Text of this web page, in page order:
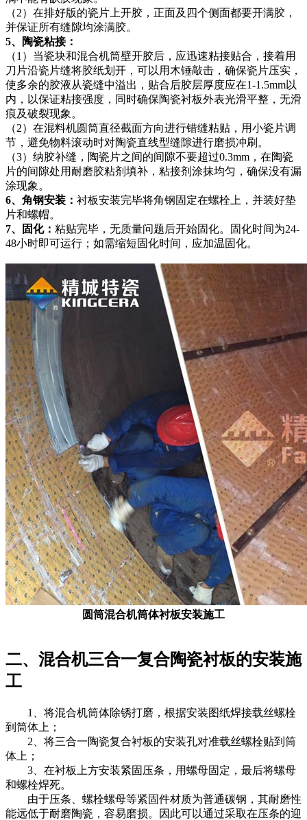
（2）在排好版的瓷片上开胶，正面及四个侧面都要开满胶，
并保证所有缝隙均涂满胶。
5、陶瓷粘接：
（1）当瓷块和混合机筒壁开胶后，应迅速粘接贴合，接着用
刀片沿瓷片缝将胶纸划开，可以用木锤敲击，确保瓷片压实，
使多余的胶液从瓷缝中溢出，贴合后胶层厚度应在1-1.5mm以
内，以保证粘接强度，同时确保陶瓷衬板外表光滑平整，无滑
痕及破裂现象。
（2）在混料机圆筒直径截面方向进行错缝粘贴，用小瓷片调
节，避免物料滚动时对陶瓷直线型缝隙进行磨损冲刷。
（3）纳胶补缝，陶瓷片之间的间隙不要超过0.3mm，在陶瓷
片的间隙处用耐磨胶粘剂填补，粘接剂涂抹均匀，确保没有漏
涂现象。
6、角钢安装： 衬板安装完毕将角钢固定在螺栓上，并装好垫
片和螺帽。
7、固化： 粘贴完毕，无质量问题后开始固化。固化时间为24-
48小时即可运行；如需缩短固化时间，应加温固化。
圆筒混合机筒体衬板安装施工
二、混合机三合一复合陶瓷衬板的安装施
工
1、将混合机筒体除锈打磨，根据安装图纸焊接载丝螺栓
到筒体上；
2、将三合一陶瓷复合衬板的安装孔对准载丝螺栓贴到筒
体上；
3、在衬板上方安装紧固压条，用螺母固定，最后将螺母
和螺栓焊死。
由于压条、螺栓螺母等紧固件材质为普通碳钢，其耐磨性
能远低于耐磨陶瓷，容易磨损。因此可以通过采取在压条的迎